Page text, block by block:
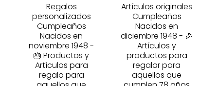
Regalos
personalizados
Cumpleaños
Nacidos en
noviembre 1948 -
🎂 Productos y
Artículos para
regalo para
Artículos originales
Cumpleaños
Nacidos en
diciembre 1948 - 🎉
Artículos y
productos para
regalar para
aquellos que